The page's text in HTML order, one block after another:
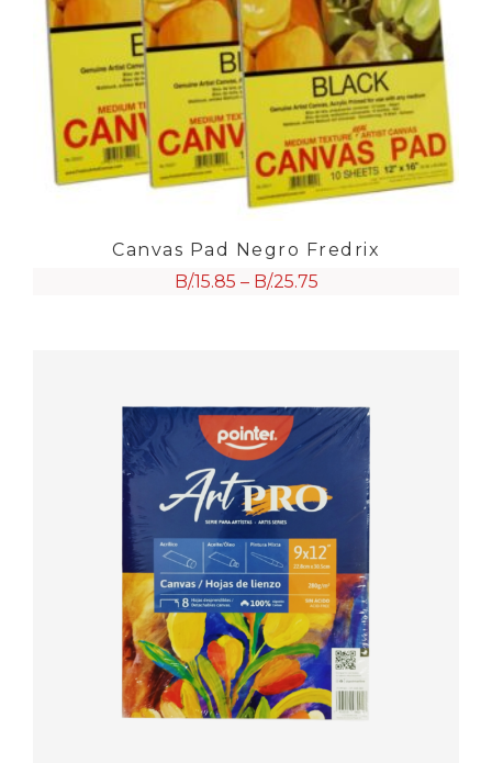
Canvas Pad Negro Fredrix
B/.15.85 – B/.25.75